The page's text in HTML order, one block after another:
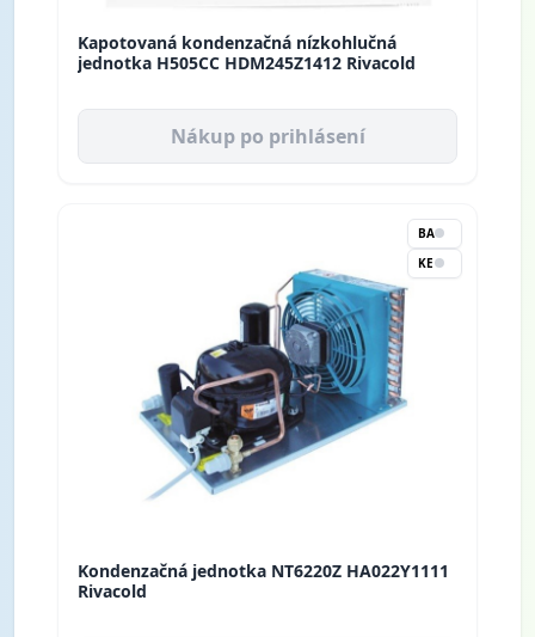
Kapotovaná kondenzačná nízkohlučná
jednotka H505CC HDM245Z1412 Rivacold
Nákup po prihlásení
BA
KE
Kondenzačná jednotka NT6220Z HA022Y1111
Rivacold